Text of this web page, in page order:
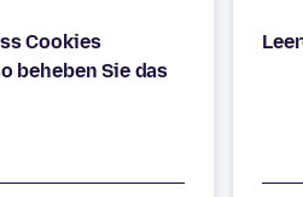
Cookies
beheben Sie das